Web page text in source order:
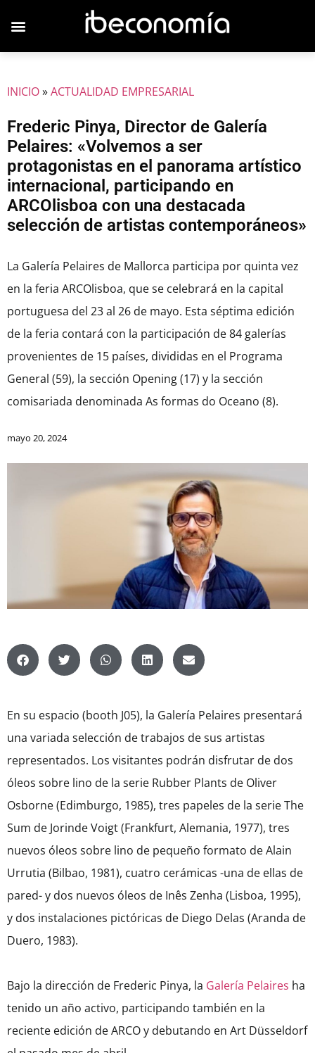
INICIO»ACTUALIDAD EMPRESARIAL
Frederic Pinya, Director de Galería
Pelaires: «Volvemos a ser
protagonistas en el panorama artístico
internacional, participando en
ARCOlisboa con una destacada
selección de artistas contemporáneos»
La Galería Pelaires de Mallorca participa por quinta vez
en la feria ARCOlisboa, que se celebrará en la capital
portuguesa del 23 al 26 de mayo. Esta séptima edición
de la feria contará con la participación de 84 galerías
provenientes de 15 países, divididas en el Programa
General (59), la sección Opening (17) y la sección
comisariada denominada As formas do Oceano (8).
mayo 20, 2024
En su espacio (booth J05), la Galería Pelaires presentará
una variada selección de trabajos de sus artistas
representados. Los visitantes podrán disfrutar de dos
óleos sobre lino de la serie Rubber Plants de Oliver
Osborne (Edimburgo, 1985), tres papeles de la serie The
Sum de Jorinde Voigt (Frankfurt, Alemania, 1977), tres
nuevos óleos sobre lino de pequeño formato de Alain
Urrutia (Bilbao, 1981), cuatro cerámicas -una de ellas de
pared- y dos nuevos óleos de Inês Zenha (Lisboa, 1995),
y dos instalaciones pictóricas de Diego Delas (Aranda de
Duero, 1983).
Bajo la dirección de Frederic Pinya, la Galería Pelaires ha
tenido un año activo, participando también en la
reciente edición de ARCO y debutando en Art Düsseldorf